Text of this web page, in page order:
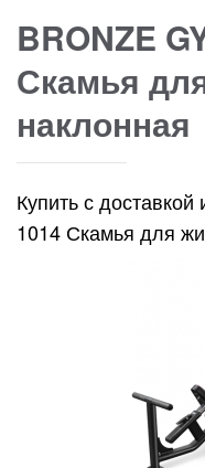
BRONZE
Скамья
наклонная
Купить с
1014 Скамья для